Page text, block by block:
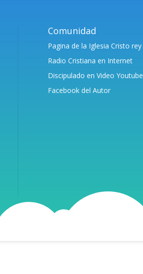
Comunidad
Pagina de la Iglesia Cristo rey
Radio Cristiana en Internet
Discipulado en Video Youtube
Facebook del Autor